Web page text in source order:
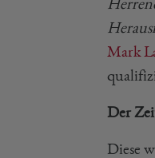
Mark
Der
Diese